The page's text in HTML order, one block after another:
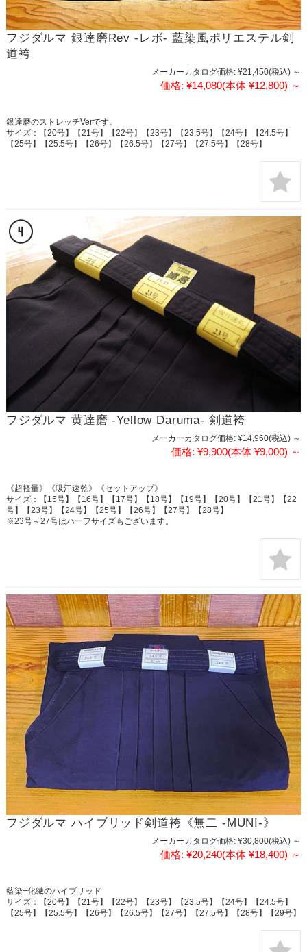
フジダルマ 銀達磨Rev -レボ- 藍染風ポリエステル剣
道袴
メーカーカタログ価格: ¥21,450(税込) ～
価格: ¥14,080(本体 ¥12,800) ～
銀達磨のストレッチVerです。
サイズ：【20号】【21号】【22号】【23号】【23.5号】【24号】【24.5号】
【25号】【25.5号】【26号】【26.5号】【27号】【27.5号】【28号】
フジダルマ 黄達磨 -Yellow Daruma- 剣道袴
メーカーカタログ価格: ¥14,960(税込) ～
価格: ¥9,900(本体 ¥9,000) ～
《超軽量》《吸汗速乾》《セットアップ》
サイズ：【15号】【16号】【17号】【18号】【19号】【20号】【21号】【22
号】【23号】【24号】【25号】【26号】【27号】【28号】
※23号～27号はハーフサイズもございます。
フジダルマ ハイブリッド剣道袴《無二 -MUNI-》
メーカーカタログ価格: ¥30,800(税込) ～
価格: ¥20,240(本体 ¥18,400) ～
藍染+化繊のハイブリッド
サイズ：【20号】【21号】【22号】【23号】【23.5号】【24号】【24.5号】
【25号】【25.5号】【26号】【26.5号】【27号】【27.5号】【28号】【29号】